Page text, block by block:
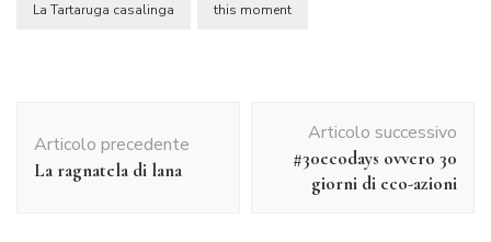
La Tartaruga casalinga this moment
articolo
Articolo precedente
La ragnatela di lana
Articolo successivo
#30ecodays ovvero 30
giorni di eco-azioni